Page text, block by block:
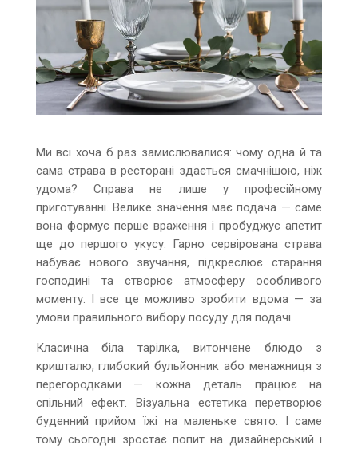
Ми всі хоча б раз замислювалися: чому одна й та
сама страва в ресторані здається смачнішою, ніж
удома? Справа не лише у професійному
приготуванні. Велике значення має подача — саме
вона формує перше враження і пробуджує апетит
ще до першого укусу. Гарно сервірована страва
набуває нового звучання, підкреслює старання
господині та створює атмосферу особливого
моменту. І все це можливо зробити вдома — за
умови правильного вибору посуду для подачі.
Класична біла тарілка, витончене блюдо з
кришталю, глибокий бульйонник або менажниця з
перегородками — кожна деталь працює на
спільний ефект. Візуальна естетика перетворює
буденний прийом їжі на маленьке свято. І саме
тому сьогодні зростає попит на дизайнерський і